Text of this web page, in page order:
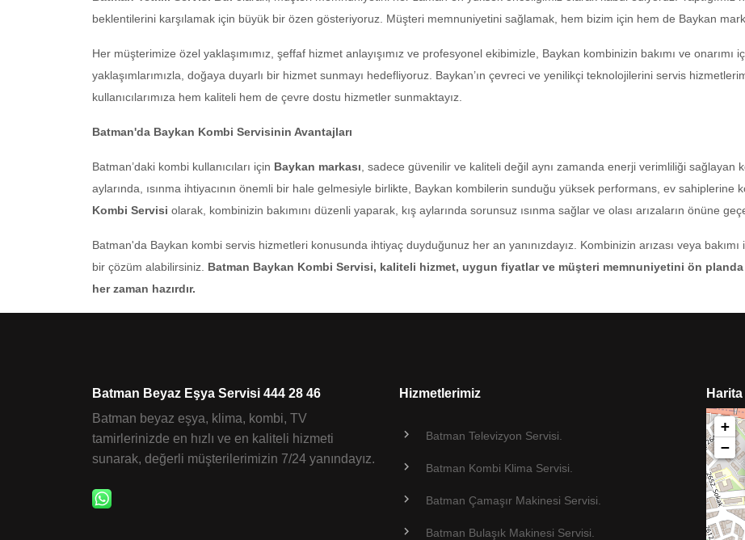
beklentilerini karşılamak için büyük bir özen gösteriyoruz. Müşteri memnuniyetini sağlamak, hem bizim için hem de Baykan
Her müşterimize özel yaklaşımımız, şeffaf hizmet anlayışımız ve profesyonel ekibimizle, Baykan kombinizin bakımı ve
yaklaşımlarımızla, doğaya duyarlı bir hizmet sunmayı hedefliyoruz. Baykan’ın çevreci ve yenilikçi teknolojilerini servis
kullanıcılarımıza hem kaliteli hem de çevre dostu hizmetler sunmaktayız.
Batman'da Baykan Kombi Servisinin Avantajları
Batman’daki kombi kullanıcıları için Baykan markası , sadece güvenilir ve kaliteli değil aynı zamanda enerji verimliliği sağlayan
aylarında, ısınma ihtiyacının önemli bir hale gelmesiyle birlikte, Baykan kombilerin sunduğu yüksek performans, ev sahiplerine
Kombi Servisi olarak, kombinizin bakımını düzenli yaparak, kış aylarında sorunsuz ısınma sağlar ve olası arızaların önüne
Batman'da Baykan kombi servis hizmetleri konusunda ihtiyaç duyduğunuz her an yanınızdayız. Kombinizin arızası veya
bir çözüm alabilirsiniz. Batman Baykan Kombi Servisi, kaliteli hizmet, uygun fiyatlar ve müşteri memnuniyetini ön planda
her zaman hazırdır.
Batman Beyaz Eşya Servisi 444 28 46
Batman beyaz eşya, klima, kombi, TV
tamirlerinizde en hızlı ve en kaliteli hizmeti
sunarak, değerli müşterilerimizin 7/24 yanındayız.
Hizmetlerimiz
Batman Televizyon Servisi.
Batman Kombi Klima Servisi.
Batman Çamaşır Makinesi Servisi.
Batman Bulaşık Makinesi Servisi.
Harita
+
−